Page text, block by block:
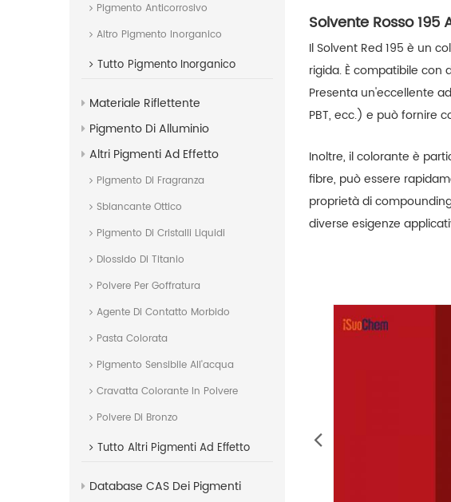
Solvente Rosso 195
Il Solvent Red 195 è un
rigida. È compatibile con
Presenta un'eccellente
PBT, ecc.) e può fornire
Inoltre, il colorante è
fibre, può essere
proprietà di
diverse esigenze
Pigmento Anticorrosivo
Altro Pigmento Inorganico
Tutto Pigmento Inorganico
Materiale Riflettente
Pigmento Di Alluminio
Altri Pigmenti Ad Effetto
Pigmento Di Fragranza
Sbiancante Ottico
Pigmento Di Cristalli Liquidi
Diossido Di Titanio
Polvere Per Goffratura
Agente Di Contatto Morbido
Pasta Colorata
Pigmento Sensibile All'acqua
Cravatta Colorante In Polvere
Polvere Di Bronzo
Tutto Altri Pigmenti Ad Effetto
Database CAS Dei Pigmenti